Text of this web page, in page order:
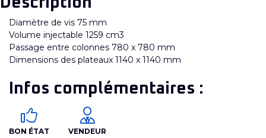
Diamètre de vis 75 mm
Volume injectable 1259 cm3
Passage entre colonnes 780 x 780 mm
Dimensions des plateaux 1140 x 1140 mm
Infos complémentaires :
BON ÉTAT
VENDEUR